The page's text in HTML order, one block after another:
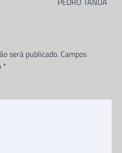
será publicado. Campos
*
LEONARDO ACUSADO
EXIGIR OS DIREITOS
Nsisa 19 de Maio, 2026
nos ...
Dr. Joel Leonardo, está